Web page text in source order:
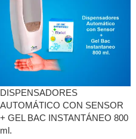
DISPENSADORES
AUTOMÁTICO CON SENSOR
+ GEL BAC INSTANTÁNEO 800
ml.